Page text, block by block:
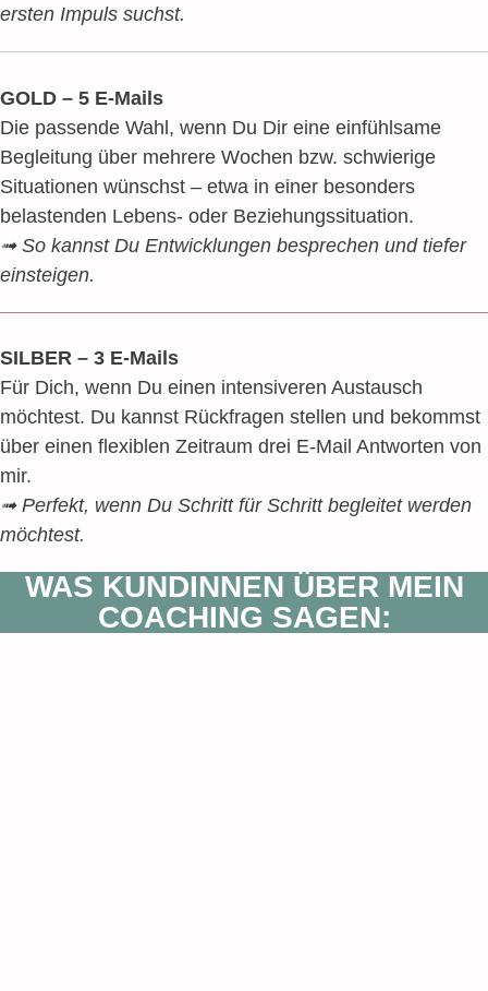
ersten Impuls suchst.
GOLD – 5 E-Mails
Die passende Wahl, wenn Du Dir eine einfühlsame
Begleitung über mehrere Wochen bzw. schwierige
Situationen wünschst – etwa in einer besonders
belastenden Lebens- oder Beziehungssituation.
➟ So kannst Du Entwicklungen besprechen und tiefer
einsteigen.
SILBER – 3 E-Mails
Für Dich, wenn Du einen intensiveren Austausch
möchtest. Du kannst Rückfragen stellen und bekommst
über einen flexiblen Zeitraum drei E-Mail Antworten von
mir.
➟ Perfekt, wenn Du Schritt für Schritt begleitet werden
möchtest.
WAS KUNDINNEN ÜBER MEIN
COACHING SAGEN: